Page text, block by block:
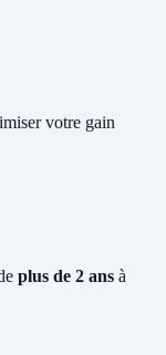
votre gain
plus de 2 ans à